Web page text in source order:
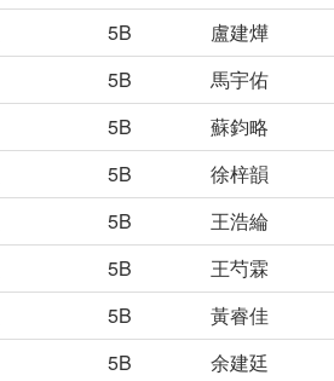
5B 盧建燁
5B 馬宇佑
5B 蘇鈞略
5B 徐梓韻
5B 王浩綸
5B 王芍霖
5B 黃睿佳
5B 余建廷